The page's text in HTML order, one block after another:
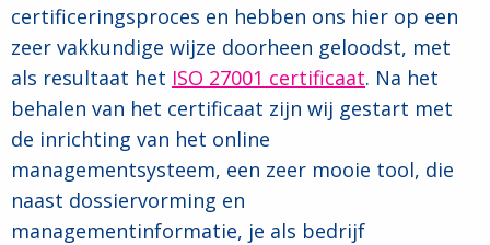
certificeringsproces en hebben ons hier op een
zeer vakkundige wijze doorheen geloodst, met
als resultaat het ISO 27001 certificaat. Na het
behalen van het certificaat zijn wij gestart met
de inrichting van het online
managementsysteem, een zeer mooie tool, die
naast dossiervorming en
managementinformatie, je als bedrijf